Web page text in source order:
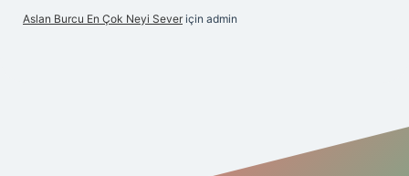
Aslan Burcu En Çok Neyi Sever için admin
elexbetgiris.org